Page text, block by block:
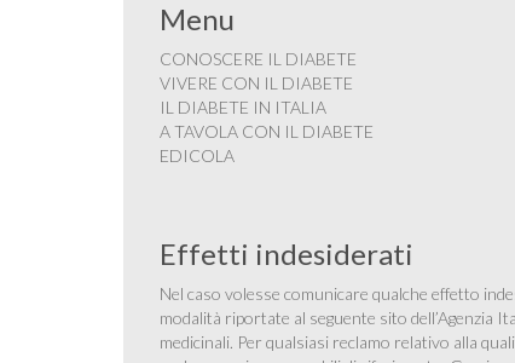
Menu
CONOSCERE IL DIABETE
VIVERE CON IL DIABETE
IL DIABETE IN ITALIA
A TAVOLA CON IL DIABETE
EDICOLA
Effetti indesiderati
Nel caso volesse comunicare qualche effetto
modalità riportate al seguente sito dell’Agenzia
medicinali. Per qualsiasi reclamo relativo alla